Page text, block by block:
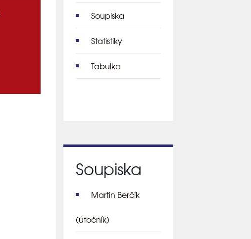
Soupiska
Statistiky
Tabulka
Soupiska
Martin Berčík
(útočník)